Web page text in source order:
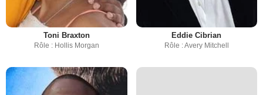
Toni Braxton
Rôle : Hollis Morgan
Eddie Cibrian
Rôle : Avery Mitchell